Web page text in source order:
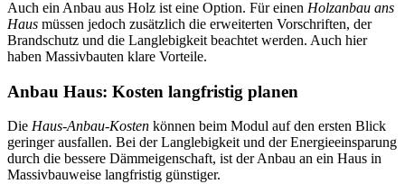
Auch ein Anbau aus Holz ist eine Option. Für einen Holzanbau ans
Haus müssen jedoch zusätzlich die erweiterten Vorschriften, der
Brandschutz und die Langlebigkeit beachtet werden. Auch hier
haben Massivbauten klare Vorteile.
Anbau Haus: Kosten langfristig planen
Die Haus-Anbau-Kosten können beim Modul auf den ersten Blick
geringer ausfallen. Bei der Langlebigkeit und der Energieeinsparung
durch die bessere Dämmeigenschaft, ist der Anbau an ein Haus in
Massivbauweise langfristig günstiger.